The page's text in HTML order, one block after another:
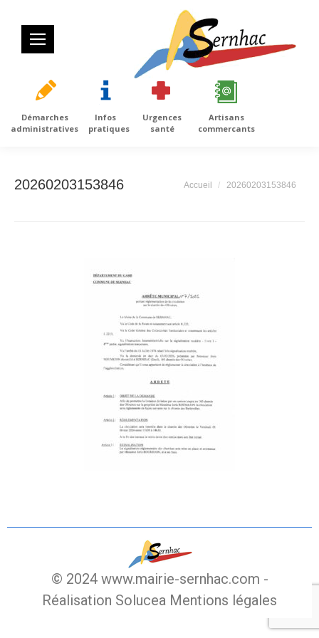
Démarches
administratives
Infos
pratiques
Urgences
santé
Artisans
commercants
20260203153846 Vous êtes ici :
Accueil 20260203153846
© 2024 www.mairie-sernhac.com -
Réalisation Solucea Mentions légales